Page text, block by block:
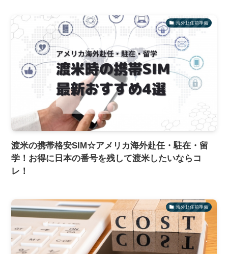
海外赴任前準備
渡米の携帯格安SIM☆アメリカ海外赴任・駐在・留
学！お得に日本の番号を残して渡米したいならコ
レ！
海外赴任前準備